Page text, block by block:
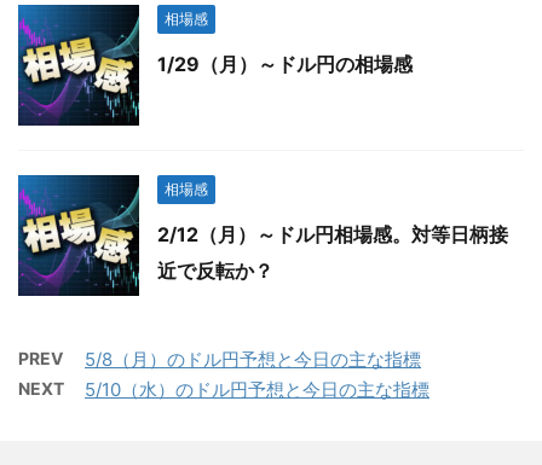
相場感
1/29（月）～ドル円の相場感
相場感
2/12（月）～ドル円相場感。対等日柄接
近で反転か？
PREV 5/8（月）のドル円予想と今日の主な指標
NEXT 5/10（水）のドル円予想と今日の主な指標